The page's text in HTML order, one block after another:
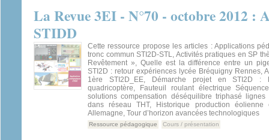
La Revue 3EI - N°70 - octobre 2012 :
STIDD
Cette ressource propose les articles : Applications
tronc commun STI2D-STL, Activités pratiques en SP
Revêtement », Quelle est la différence entre un
STI2D : retour expériences lycée Bréquigny Rennes,
1ère STI2D_EE, Démarche projet en STI2D :
quadricoptère, Fauteuil roulant électrique
solutions compensation déséquilibre triphasé lignes
dans réseau THT, Historique production éolienne
Allemagne, Tour d’horizon avancées technologiques
Ressource pédagogique Cours / présentation